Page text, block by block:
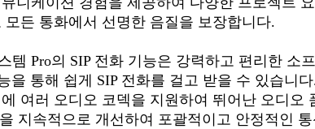
든 통화에서 선명한 음질을 보장합니다.
템 Pro의 SIP 전화 기능은 강력하고 편리한 소
을 통해 쉽게 SIP 전화를 걸고 받을 수 있습니
여러 오디오 코덱을 지원하여 뛰어난 오디오
지속적으로 개선하여 포괄적이고 안정적인